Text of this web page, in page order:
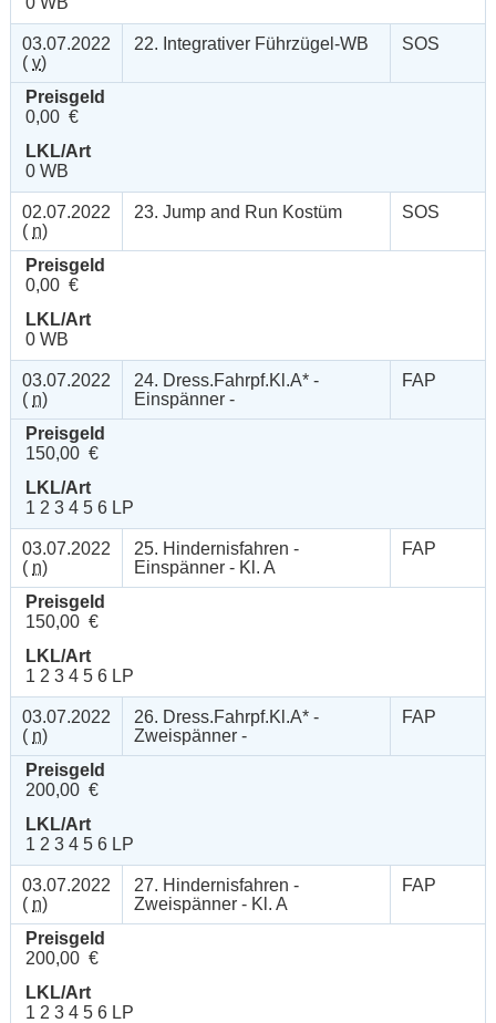
03.07.2022
( v)
22. Integrativer Führzügel-WB SOS
Preisgeld
0,00 €
LKL/Art
0 WB
02.07.2022
( n)
23. Jump and Run Kostüm SOS
Preisgeld
0,00 €
LKL/Art
0 WB
03.07.2022
( n)
24. Dress.Fahrpf.Kl.A* -
Einspänner -
FAP
Preisgeld
150,00 €
LKL/Art
1 2 3 4 5 6 LP
03.07.2022
( n)
25. Hindernisfahren -
Einspänner - Kl. A
FAP
Preisgeld
150,00 €
LKL/Art
1 2 3 4 5 6 LP
03.07.2022
( n)
26. Dress.Fahrpf.Kl.A* -
Zweispänner -
FAP
Preisgeld
200,00 €
LKL/Art
1 2 3 4 5 6 LP
03.07.2022
( n)
27. Hindernisfahren -
Zweispänner - Kl. A
FAP
Preisgeld
200,00 €
LKL/Art
1 2 3 4 5 6 LP